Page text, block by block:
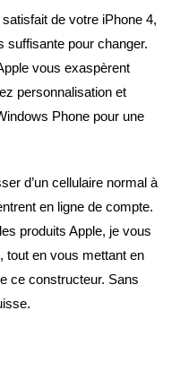
de votre iPhone 4,
suffisante pour changer.
vous exaspèrent
personnalisation et
Phone pour une
d’un cellulaire normal à
en ligne de compte.
produits Apple, je vous
tout en vous mettant en
ce constructeur. Sans